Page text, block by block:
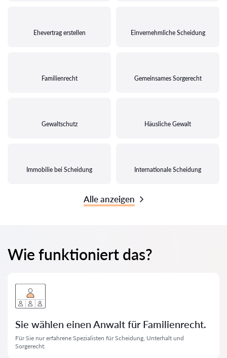
Ehevertrag erstellen Einvernehmliche Scheidung
Familienrecht Gemeinsames Sorgerecht
Gewaltschutz Häusliche Gewalt
Immobilie bei Scheidung Internationale Scheidung
Alle anzeigen
Wie funktioniert das?
Sie wählen einen Anwalt für Familienrecht.
Für Sie nur erfahrene Spezialisten für Scheidung, Unterhalt und
Sorgerecht.